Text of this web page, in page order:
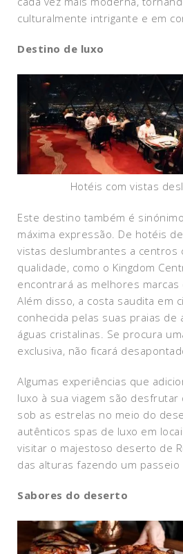
culturalmente intrigante e em
Destino de luxo
Hotéis com vistas
Este destino também é
máxima expressão. De hotéis
vistas deslumbrantes a centros
qualidade, como o Kingdom
encontrará as melhores marcas
Além disso, a costa saudita em
conhecida pelas suas praias de
águas cristalinas. Se procura
exclusiva, não ficará
Algumas experiências que
luxo à sua viagem são
sob as estrelas no meio do
autênticos spas de luxo em
visitar o majestoso deserto de
das alturas fazendo um
Sabores do deserto